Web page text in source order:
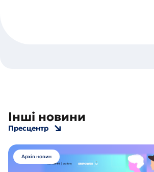
Інші новини
Пресцентр
Архів новин